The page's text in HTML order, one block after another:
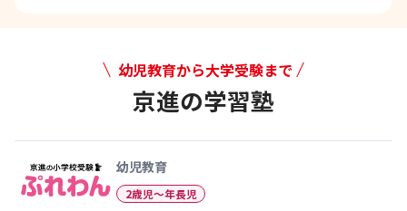
幼児教育から大学受験まで
京進の学習塾
幼児教育
2歳児〜年長児